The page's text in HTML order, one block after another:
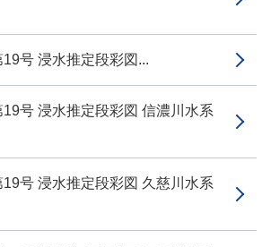
号 浸水推定段彩図...
号 浸水推定段彩図 信濃川水系
号 浸水推定段彩図 久慈川水系